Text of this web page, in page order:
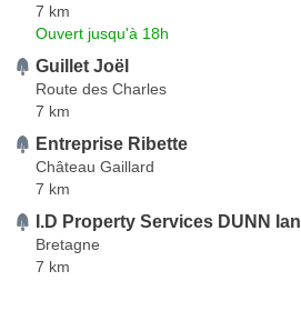
7 km
Ouvert jusqu'à 18h
Guillet Joël
Route des Charles
7 km
Entreprise Ribette
Château Gaillard
7 km
I.D Property Services DUNN Ian
Bretagne
7 km